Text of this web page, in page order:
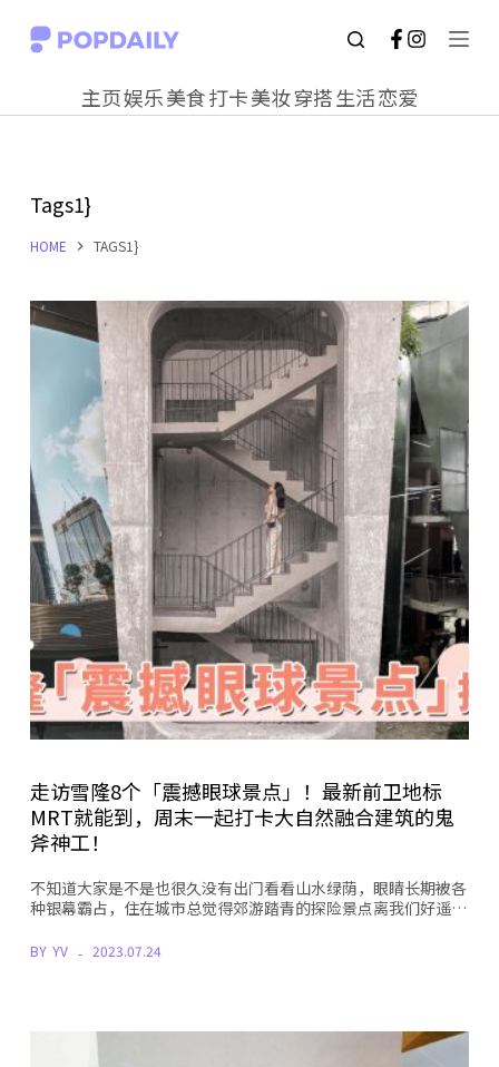
S
c
n
t
主页娱乐美食打卡美妆穿搭生活恋爱
Tags1}
HOME TAGS1}
走访雪隆8个「震撼眼球景点」！最新前卫地标
MRT就能到，周末一起打卡大自然融合建筑的鬼
斧神工！
不知道大家是不是也很久没有出门看看山水绿荫，眼睛长期被各
种银幕霸占，住在城市总觉得郊游踏青的探险景点离我们好遥…
BY YV 2023.07.24